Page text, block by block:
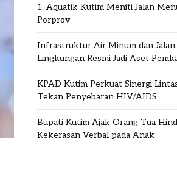
1, Aquatik Kutim Meniti Jalan
Porprov
Infrastruktur Air Minum dan Jalan
Lingkungan Resmi Jadi Aset
KPAD Kutim Perkuat Sinergi
Tekan Penyebaran HIV/AIDS
Bupati Kutim Ajak Orang Tua
Kekerasan Verbal pada Anak